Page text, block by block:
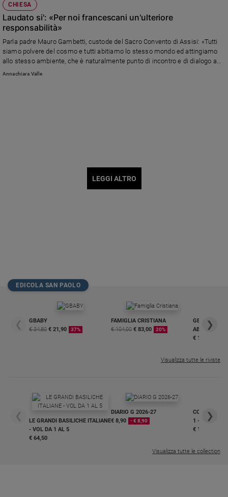
CHIESA
Laudato si': «Per noi francescani un'ulteriore
responsabilità»
Parla padre Mauro Gambetti, custode del Sacro Convento di Assisi: «Tutti
siamo polvere del cosmo e tutti abitiamo lo stesso mondo ed attingiamo
allo stesso ambiente, che è naturalmente punto di incontro e di dialogo a
partire dalle differenti fedi religiose».
Annachiara Valle
LEGGI ALTRO
EDICOLA SAN PAOLO
❮
GBABY
€ 34,80 € 21,90 37%
FAMIGLIA CRISTIANA
€ 104,00 € 83,00 20%
GBABY
€ 16,99
❯
Visualizza tutte le riviste
❮
LE GRANDI BASILICHE ITALIANE
- VOL DA 1 AL 5
€ 64,50
DIARIO G 2026-27
€ 8,90
- € 8,90
COLLANA
1 - 2
€ 18,50
❯
Visualizza tutte le collection